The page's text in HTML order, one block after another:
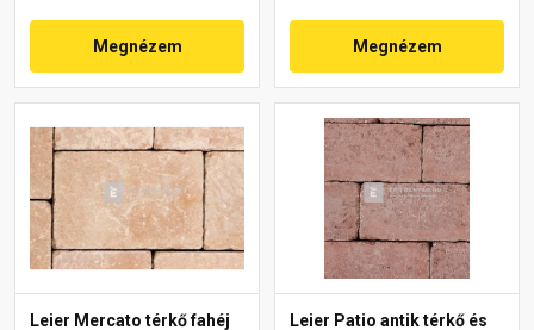
Megnézem Megnézem
Leier Mercato térkő fahéj
Leier Patio antik térkő és